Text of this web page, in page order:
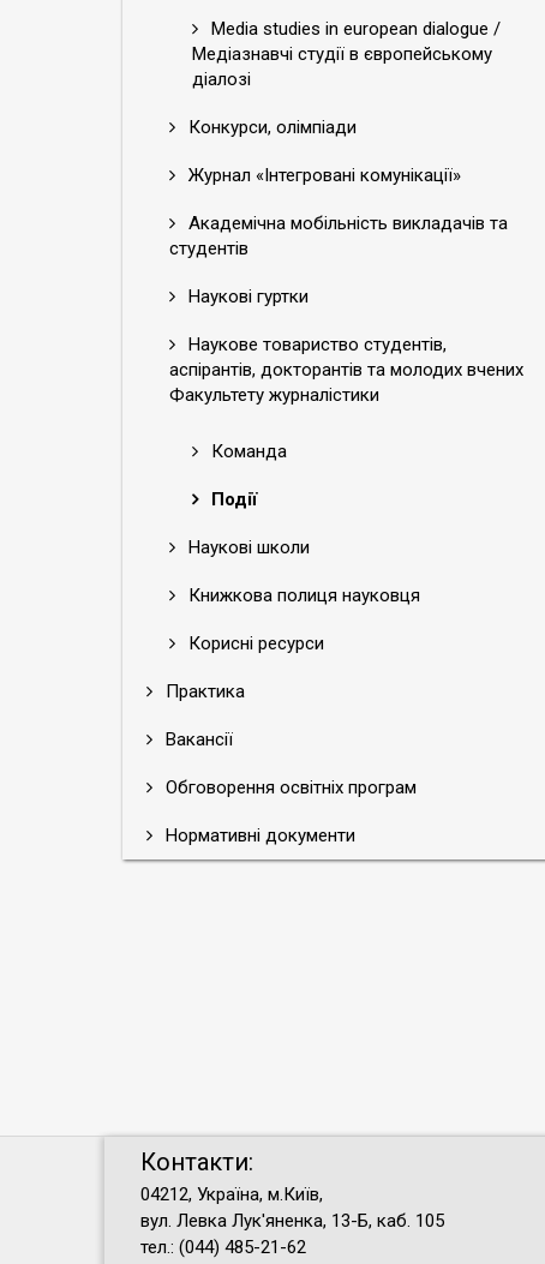
Media studies in european dialogue /
Медіазнавчі студії в європейському
діалозі
Конкурси, олімпіади
Журнал «Інтегровані комунікації»
Академічна мобільність викладачів та
студентів
Наукові гуртки
Наукове товариство студентів,
аспірантів, докторантів та молодих вчених
Факультету журналістики
Команда
Події
Наукові школи
Книжкова полиця науковця
Корисні ресурси
Практика
Вакансії
Обговорення освітніх програм
Нормативні документи
Контакти:
04212, Україна, м.Київ,
вул. Левка Лук'яненка, 13-Б, каб. 105
тел.: (044) 485-21-62